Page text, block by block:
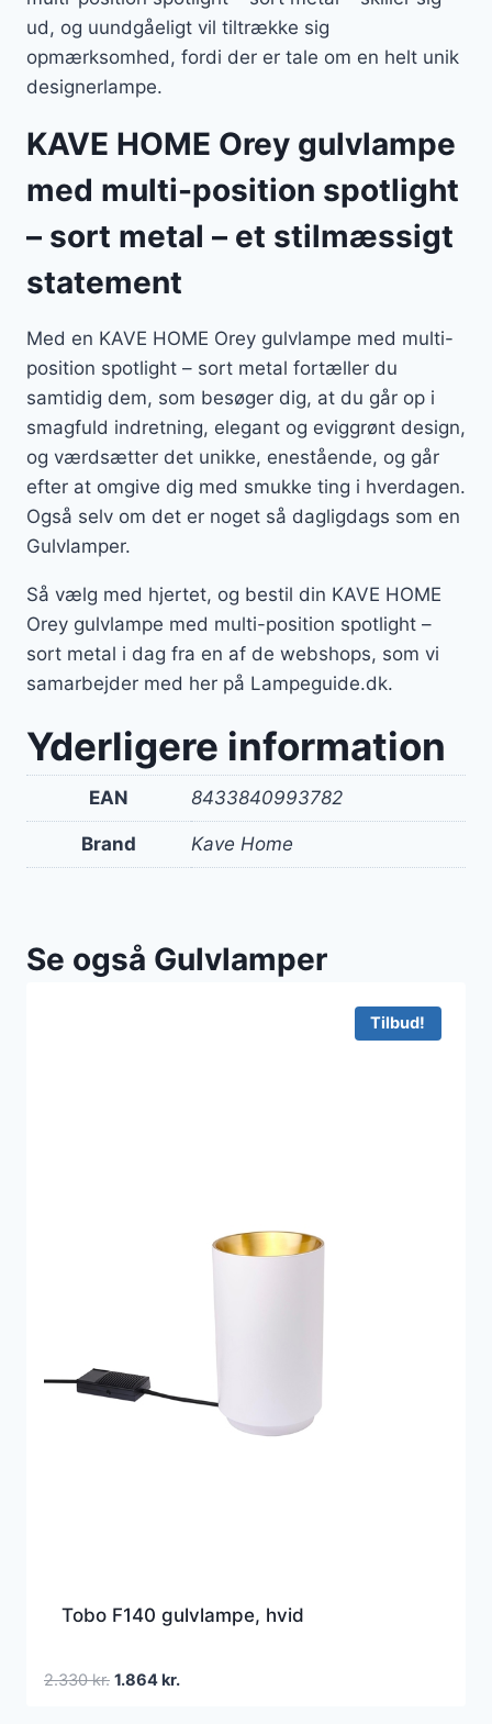
ud, og uundgåeligt vil tiltrække sig
opmærksomhed, fordi der er tale om en helt unik
designerlampe.
KAVE HOME Orey gulvlampe
med multi-position spotlight
– sort metal – et stilmæssigt
statement
Med en KAVE HOME Orey gulvlampe med multi-
position spotlight – sort metal fortæller du
samtidig dem, som besøger dig, at du går op i
smagfuld indretning, elegant og eviggrønt design,
og værdsætter det unikke, enestående, og går
efter at omgive dig med smukke ting i hverdagen.
Også selv om det er noget så dagligdags som en
Gulvlamper.
Så vælg med hjertet, og bestil din KAVE HOME
Orey gulvlampe med multi-position spotlight –
sort metal i dag fra en af de webshops, som vi
samarbejder med her på Lampeguide.dk.
Yderligere information
EAN 8433840993782
Brand Kave Home
Se også Gulvlamper
Tilbud!
Tobo F140 gulvlampe, hvid
2.330kr. Den
1.864kr.Den